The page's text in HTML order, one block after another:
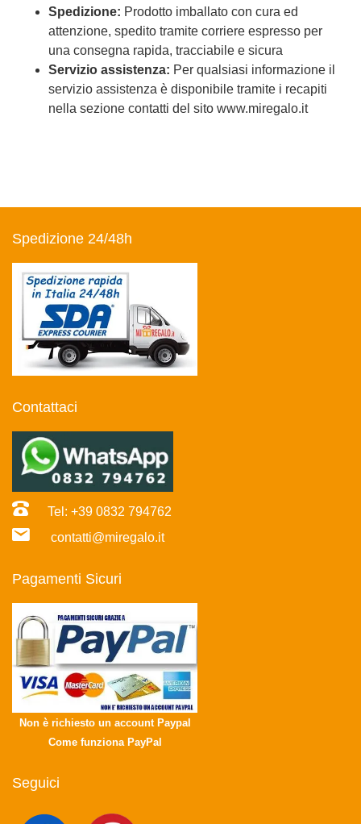
Spedizione: Prodotto imballato con cura ed
attenzione, spedito tramite corriere espresso per
una consegna rapida, tracciabile e sicura
Servizio assistenza: Per qualsiasi informazione il
servizio assistenza è disponibile tramite i recapiti
nella sezione contatti del sito www.miregalo.it
Spedizione 24/48h
Contattaci
Tel: +39 0832 794762
contatti@miregalo.it
Pagamenti Sicuri
Non è richiesto un account Paypal
Come funziona PayPal
Seguici